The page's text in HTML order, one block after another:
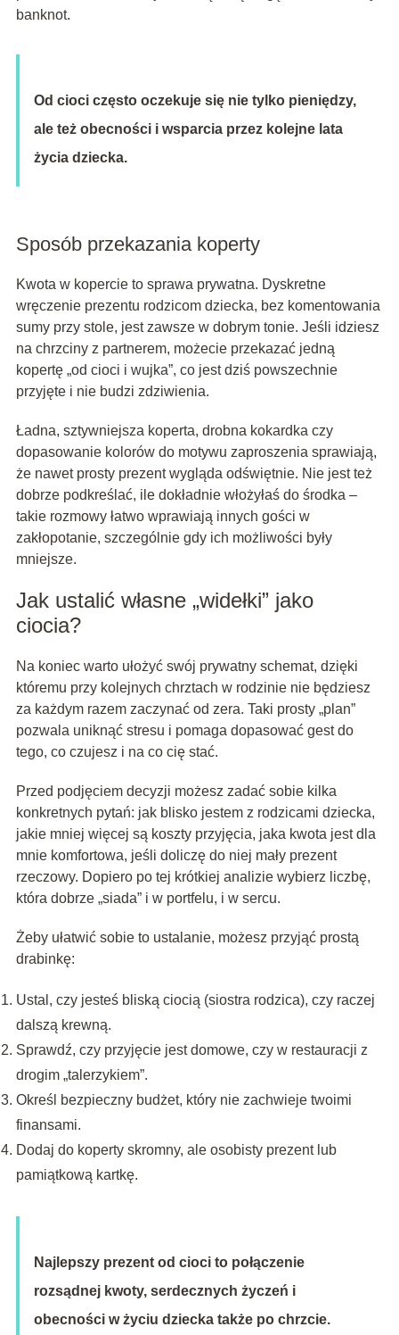
banknot.
Od cioci często oczekuje się nie tylko pieniędzy,
ale też obecności i wsparcia przez kolejne lata
życia dziecka.
Sposób przekazania koperty
Kwota w kopercie to sprawa prywatna. Dyskretne
wręczenie prezentu rodzicom dziecka, bez komentowania
sumy przy stole, jest zawsze w dobrym tonie. Jeśli idziesz
na chrzciny z partnerem, możecie przekazać jedną
kopertę „od cioci i wujka”, co jest dziś powszechnie
przyjęte i nie budzi zdziwienia.
Ładna, sztywniejsza koperta, drobna kokardka czy
dopasowanie kolorów do motywu zaproszenia sprawiają,
że nawet prosty prezent wygląda odświętnie. Nie jest też
dobrze podkreślać, ile dokładnie włożyłaś do środka –
takie rozmowy łatwo wprawiają innych gości w
zakłopotanie, szczególnie gdy ich możliwości były
mniejsze.
Jak ustalić własne „widełki” jako
ciocia?
Na koniec warto ułożyć swój prywatny schemat, dzięki
któremu przy kolejnych chrztach w rodzinie nie będziesz
za każdym razem zaczynać od zera. Taki prosty „plan”
pozwala uniknąć stresu i pomaga dopasować gest do
tego, co czujesz i na co cię stać.
Przed podjęciem decyzji możesz zadać sobie kilka
konkretnych pytań: jak blisko jestem z rodzicami dziecka,
jakie mniej więcej są koszty przyjęcia, jaka kwota jest dla
mnie komfortowa, jeśli doliczę do niej mały prezent
rzeczowy. Dopiero po tej krótkiej analizie wybierz liczbę,
która dobrze „siada” i w portfelu, i w sercu.
Żeby ułatwić sobie to ustalanie, możesz przyjąć prostą
drabinkę:
Ustal, czy jesteś bliską ciocią (siostra rodzica), czy raczej
dalszą krewną.
Sprawdź, czy przyjęcie jest domowe, czy w restauracji z
drogim „talerzykiem”.
Określ bezpieczny budżet, który nie zachwieje twoimi
finansami.
Dodaj do koperty skromny, ale osobisty prezent lub
pamiątkową kartkę.
Najlepszy prezent od cioci to połączenie
rozsądnej kwoty, serdecznych życzeń i
obecności w życiu dziecka także po chrzcie.